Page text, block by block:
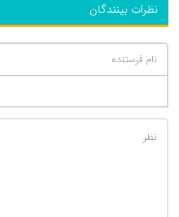
نظرات بینندگان